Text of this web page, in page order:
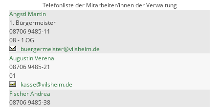
Telefonliste der Mitarbeiter/innen der Verwaltung
Angstl Martin
1. Bürgermeister
08706 9485-11
08 - 1.OG
buergermeister@vilsheim.de
Augustin Verena
08706 9485-21
01
kasse@vilsheim.de
Fischer Andrea
08706 9485-38